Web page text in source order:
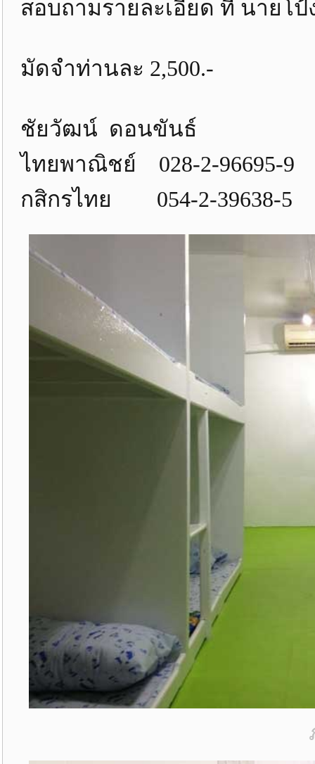
สอบถามรายละเอียด ที่ นายโป้ง
มัดจำท่านละ 2,500.-
ชัยวัฒน์ ดอนขันธ์
ไทยพาณิชย์ 028-2-96695-
กสิกรไทย 054-2-39638-5